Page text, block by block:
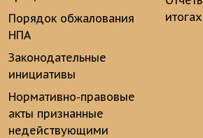
Порядок обжалования
НПА
Законодательные
инициативы
Нормативно-правовые
акты признанные
недействующими